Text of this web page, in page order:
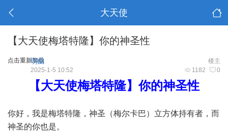
大天使
【大天使梅塔特隆】你的神圣性
点击重新加载 楼主
明曲
1182 0
2025-1-5 10:52
【大天使梅塔特隆】你的神圣性
你好，我是梅塔特隆，神圣（梅尔卡巴）立方体持有者，而
神圣的你也是。